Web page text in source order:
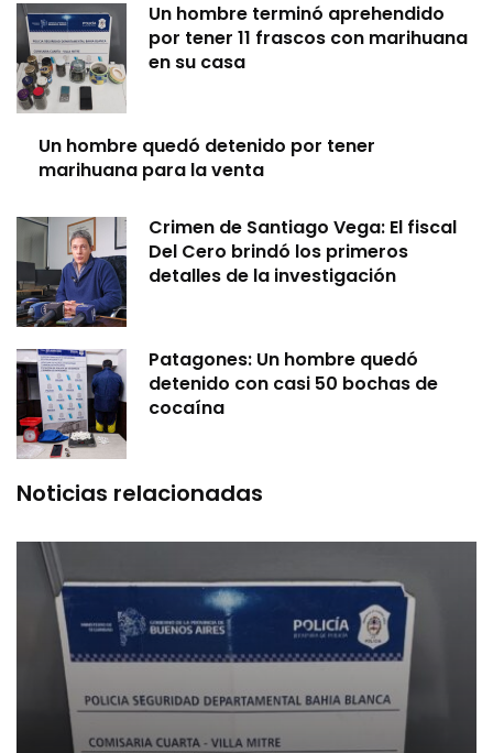
Un hombre terminó aprehendido
por tener 11 frascos con marihuana
en su casa
Un hombre quedó detenido por tener
marihuana para la venta
Crimen de Santiago Vega: El fiscal
Del Cero brindó los primeros
detalles de la investigación
Patagones: Un hombre quedó
detenido con casi 50 bochas de
cocaína
Noticias relacionadas